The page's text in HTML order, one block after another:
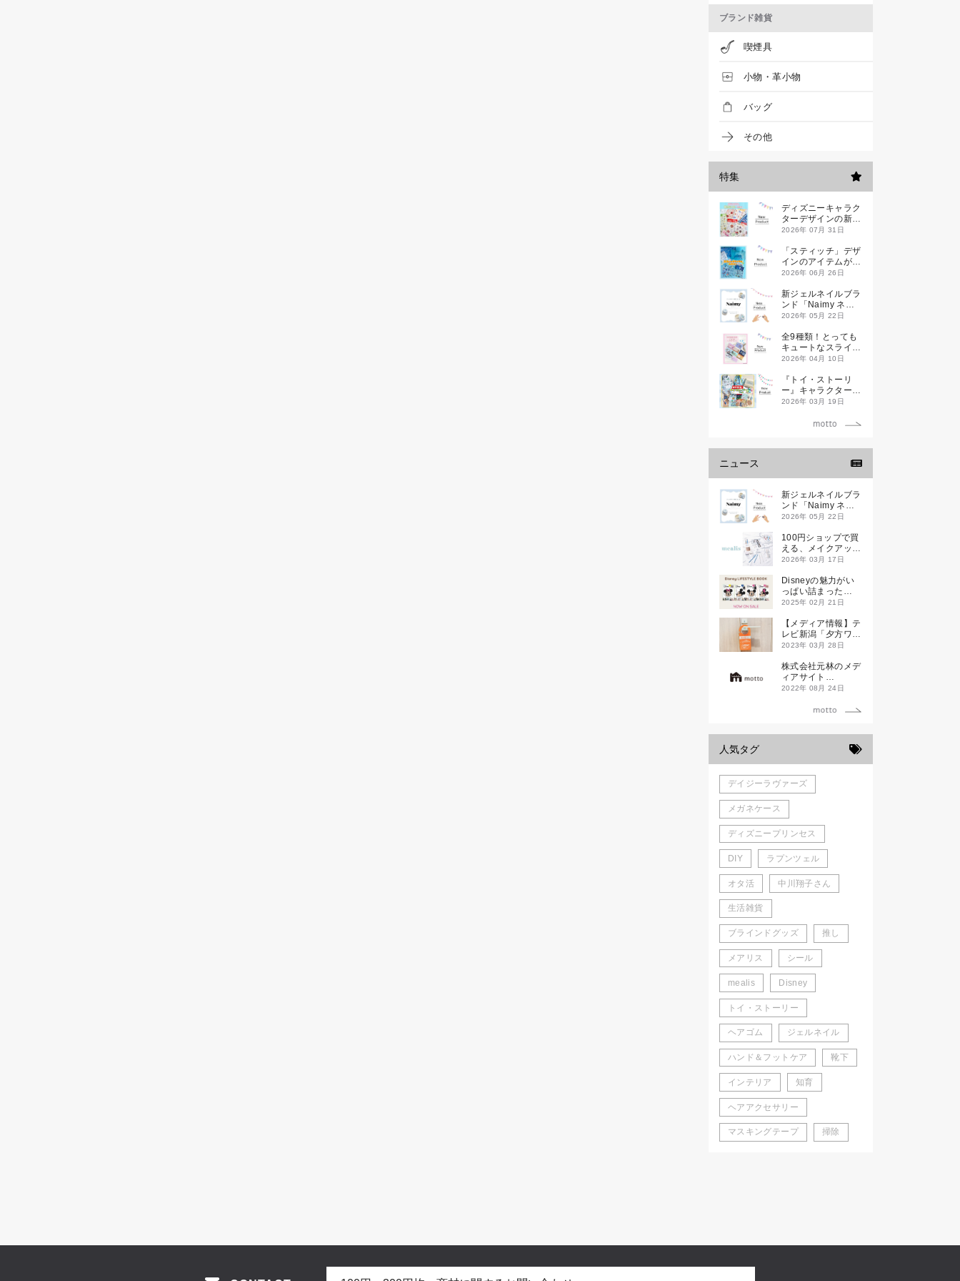
ブランド雑貨
喫煙具
小物・革小物
バッグ
その他
特集
ディズニーキャラク
ターデザインの新作
シールが一挙発売
2026年 07月 31日
「スティッチ」デザ
インのアイテムが新
登場です
2026年 06月 26日
新ジェルネイルブラ
ンド「Naimy ネイ
ミィ」が誕生します
2026年 05月 22日
全9種類！とっても
キュートなスライダ
ーケースが新登場し
2026年 04月 10日
『トイ・ストーリ
ー』キャラクターデ
ザインのランチ＆文
2026年 03月 19日
ニュース
新ジェルネイルブラ
ンド「Naimy ネイ
ミィ」が誕生します
2026年 05月 22日
100円ショップで買
える、メイクアップ
ブランド
ス）」誕生。
2026年 03月 17日
Disneyの魅力がい
っぱい詰まった
『Disney
』が2月21日(金)に
新発売！
2025年 02月 21日
【メディア情報】テ
レビ新潟「夕方ワイ
ド新潟一番」
2023年 03月 28日
株式会社元林のメデ
ィアサイト
「motto」がローン
2022年 08月 24日
人気タグ
デイジーラヴァーズ
メガネケース
ディズニープリンセス
DIY ラプンツェル
オタ活 中川翔子さん
生活雑貨
ブラインドグッズ 推し
メアリス シール
mealis Disney
トイ・ストーリー
ヘアゴム ジェルネイル
ハンド＆フットケア 靴下
インテリア 知育
ヘアアクセサリー
マスキングテープ 掃除